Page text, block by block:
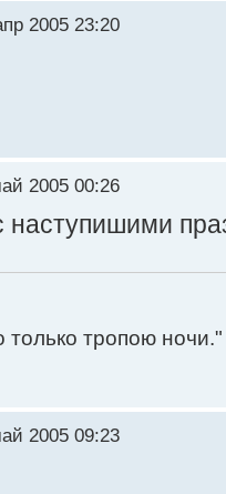
2005 23:20
2005 00:26
только тропою ночи."
2005 09:23